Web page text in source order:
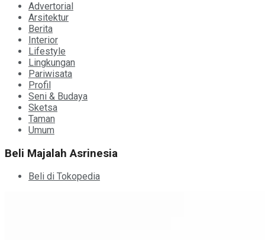
Advertorial
Arsitektur
Berita
Interior
Lifestyle
Lingkungan
Pariwisata
Profil
Seni & Budaya
Sketsa
Taman
Umum
Beli Majalah Asrinesia
Beli di Tokopedia